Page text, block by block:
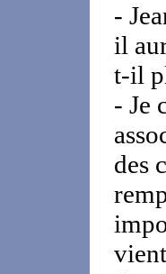
-
il
t-il
- Je
des